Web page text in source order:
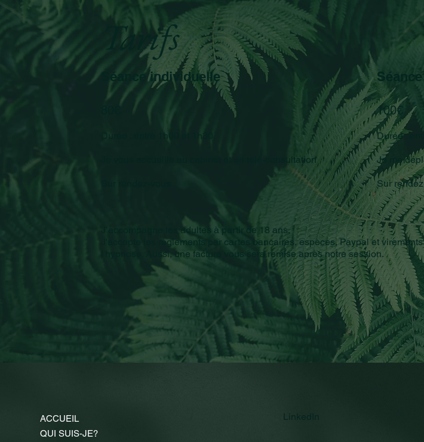
Tarifs
Séance individuelle
Durée : entre 1h00 et 1h30
Je vous accueille au cabinet et en télé-consultation
100€
Durée :
Je me
Sur
J’accompagne les adultes à partir de 18 ans.
J'accepte les règlements par cartes bancaires, espèces, Paypal et
l'hypnose. Aussi, une facture vous sera remise après notre session.
ACCUEIL
QUI SUIS-JE?
LinkedIn